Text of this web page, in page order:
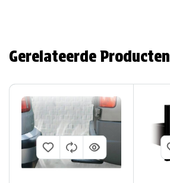
Gerelateerde Producten